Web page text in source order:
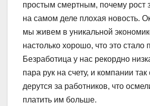
простым смертным, почему рост
на самом деле плохая новость.
мы живем в уникальной
настолько хорошо, что это стало
Безработица у нас рекордно
пара рук на счету, и компании так
дерутся за работников, что
платить им больше.